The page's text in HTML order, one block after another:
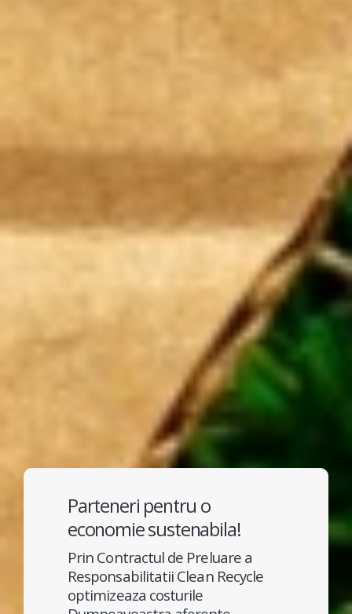
Parteneri pentru o
economie sustenabila!
Prin Contractul de Preluare a
Responsabilitatii Clean Recycle
optimizeaza costurile